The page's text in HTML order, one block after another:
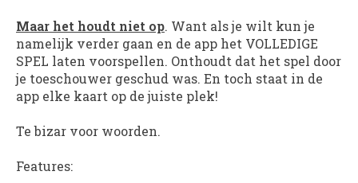
Maar het houdt niet op. Want als je wilt kun je
namelijk verder gaan en de app het VOLLEDIGE
SPEL laten voorspellen. Onthoudt dat het spel door
je toeschouwer geschud was. En toch staat in de
app elke kaart op de juiste plek!
Te bizar voor woorden.
Features: